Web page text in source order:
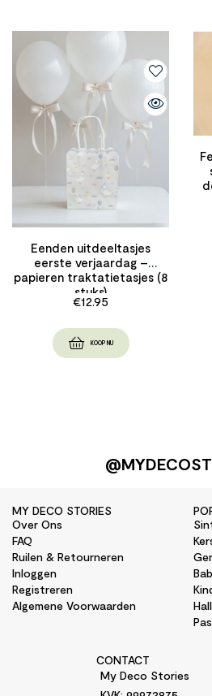
Eenden uitdeeltasjes
eerste verjaardag –
papieren traktatietasjes (8
stuks)
€12.95
KOOP NU
MY DECO STORIES
Over Ons
FAQ
Ruilen & Retourneren
Inloggen
Registreren
Algemene Voorwaarden
CONTACT
My Deco Stories